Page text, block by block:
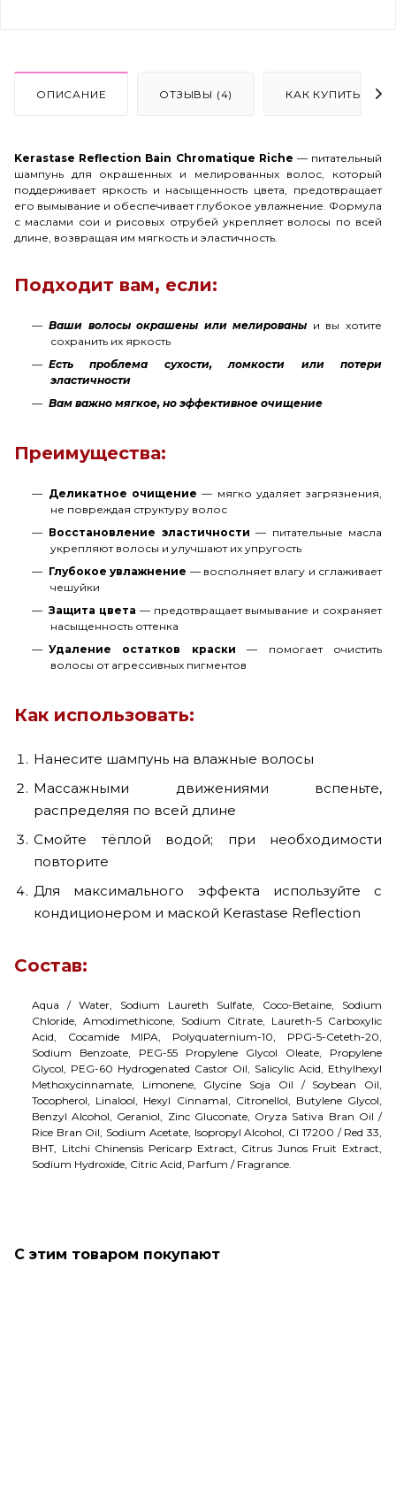
ОПИСАНИЕ ОТЗЫВЫ (4) КАК КУПИТЬ
Kerastase Reflection Bain Chromatique Riche — питательный
шампунь для окрашенных и мелированных волос, который
поддерживает яркость и насыщенность цвета, предотвращает
его вымывание и обеспечивает глубокое увлажнение. Формула
с маслами сои и рисовых отрубей укрепляет волосы по всей
длине, возвращая им мягкость и эластичность.
Подходит вам, если:
Ваши волосы окрашены или мелированы и вы хотите
сохранить их яркость
Есть проблема сухости, ломкости или потери
эластичности
Вам важно мягкое, но эффективное очищение
Преимущества:
Деликатное очищение — мягко удаляет загрязнения,
не повреждая структуру волос
Восстановление эластичности — питательные масла
укрепляют волосы и улучшают их упругость
Глубокое увлажнение — восполняет влагу и сглаживает
чешуйки
Защита цвета — предотвращает вымывание и сохраняет
насыщенность оттенка
Удаление остатков краски — помогает очистить
волосы от агрессивных пигментов
Как использовать:
Нанесите шампунь на влажные волосы
Массажными движениями вспеньте,
распределяя по всей длине
Смойте тёплой водой; при необходимости
повторите
Для максимального эффекта используйте с
кондиционером и маской Kerastase Reflection
Состав:
Aqua / Water, Sodium Laureth Sulfate, Coco-Betaine, Sodium
Chloride, Amodimethicone, Sodium Citrate, Laureth-5 Carboxylic
Acid, Cocamide MIPA, Polyquaternium-10, PPG-5-Ceteth-20,
Sodium Benzoate, PEG-55 Propylene Glycol Oleate, Propylene
Glycol, PEG-60 Hydrogenated Castor Oil, Salicylic Acid, Ethylhexyl
Methoxycinnamate, Limonene, Glycine Soja Oil / Soybean Oil,
Tocopherol, Linalool, Hexyl Cinnamal, Citronellol, Butylene Glycol,
Benzyl Alcohol, Geraniol, Zinc Gluconate, Oryza Sativa Bran Oil /
Rice Bran Oil, Sodium Acetate, Isopropyl Alcohol, CI 17200 / Red 33,
BHT, Litchi Chinensis Pericarp Extract, Citrus Junos Fruit Extract,
Sodium Hydroxide, Citric Acid, Parfum / Fragrance.
С этим товаром покупают